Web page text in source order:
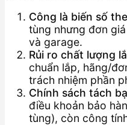
Công là biến số
tùng nhưng đơn
và garage.
Rủi ro chất lượng
chuẩn lắp, hãng/
trách nhiệm phần
Chính sách tách
điều khoản bảo
tùng), còn công